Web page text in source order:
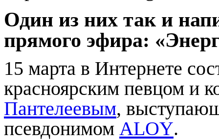
Один из них так и
прямого эфира:
15 марта в Интернете
красноярским певцом и
Пантелеевым,
псевдонимом ALOY.